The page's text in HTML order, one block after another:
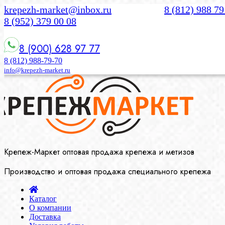
krepezh-market@inbox.ru
8 (812) 988
8 (952) 379 00 08
8 (900) 628 97 77
8 (812) 988-79-70
info@krepezh-market.ru
Крепеж-Маркет оптовая продажа крепежа и метизов
Производство и оптовая продажа специального крепежа
Каталог
О компании
Доставка